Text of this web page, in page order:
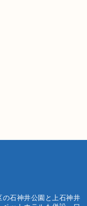
石神井公園と上石神井